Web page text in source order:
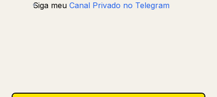
Siga meu Canal Privado no Telegram